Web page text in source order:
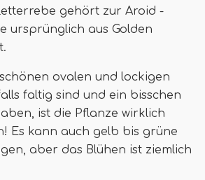
gehört zur Aroid -
ursprünglich aus Golden
ovalen und lockigen
faltig sind und ein bisschen
ist die Pflanze wirklich
Es kann auch gelb bis grüne
aber das Blühen ist ziemlich